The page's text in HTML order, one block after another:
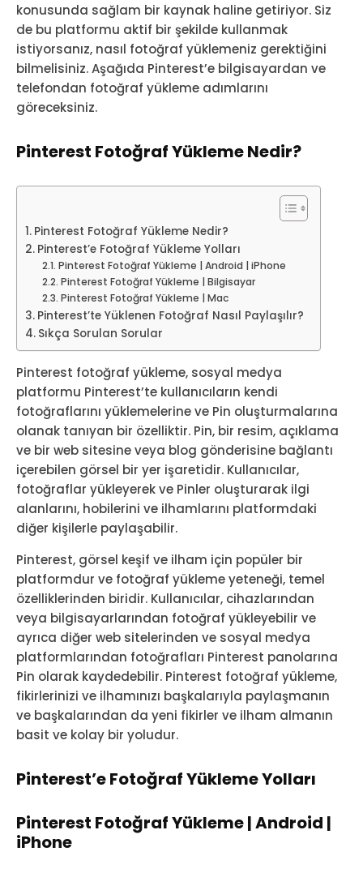
konusunda sağlam bir kaynak haline getiriyor. Siz
de bu platformu aktif bir şekilde kullanmak
istiyorsanız, nasıl fotoğraf yüklemeniz gerektiğini
bilmelisiniz. Aşağıda Pinterest’e bilgisayardan ve
telefondan fotoğraf yükleme adımlarını
göreceksiniz.
Pinterest Fotoğraf Yükleme Nedir?
Pinterest Fotoğraf Yükleme Nedir?
Pinterest’e Fotoğraf Yükleme Yolları
Pinterest Fotoğraf Yükleme | Android | iPhone
Pinterest Fotoğraf Yükleme | Bilgisayar
Pinterest Fotoğraf Yükleme | Mac
Pinterest’te Yüklenen Fotoğraf Nasıl Paylaşılır?
Sıkça Sorulan Sorular
Pinterest fotoğraf yükleme, sosyal medya
platformu Pinterest’te kullanıcıların kendi
fotoğraflarını yüklemelerine ve Pin oluşturmalarına
olanak tanıyan bir özelliktir. Pin, bir resim, açıklama
ve bir web sitesine veya blog gönderisine bağlantı
içerebilen görsel bir yer işaretidir. Kullanıcılar,
fotoğraflar yükleyerek ve Pinler oluşturarak ilgi
alanlarını, hobilerini ve ilhamlarını platformdaki
diğer kişilerle paylaşabilir.
Pinterest, görsel keşif ve ilham için popüler bir
platformdur ve fotoğraf yükleme yeteneği, temel
özelliklerinden biridir. Kullanıcılar, cihazlarından
veya bilgisayarlarından fotoğraf yükleyebilir ve
ayrıca diğer web sitelerinden ve sosyal medya
platformlarından fotoğrafları Pinterest panolarına
Pin olarak kaydedebilir. Pinterest fotoğraf yükleme,
fikirlerinizi ve ilhamınızı başkalarıyla paylaşmanın
ve başkalarından da yeni fikirler ve ilham almanın
basit ve kolay bir yoludur.
Pinterest’e Fotoğraf Yükleme Yolları
Pinterest Fotoğraf Yükleme | Android |
iPhone